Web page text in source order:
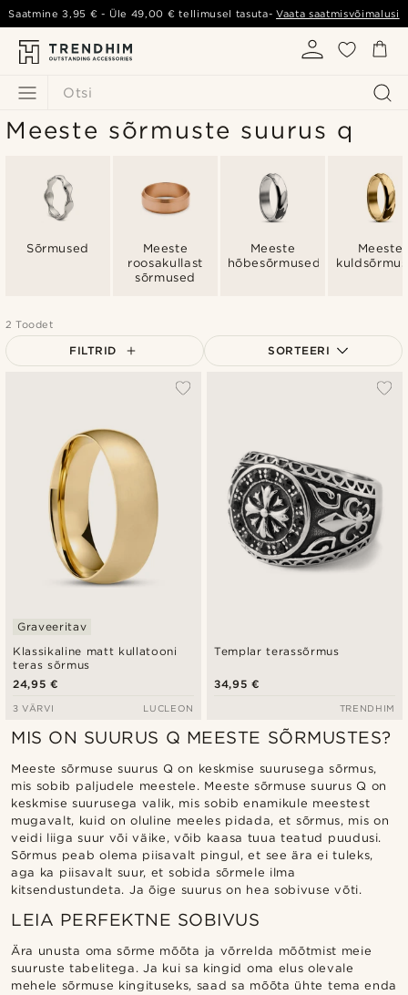
Otsi
Saatmine3,95 € - Üle 49,00 € tellimusel tasuta-Vaata saatmisvõimalusi
Meeste sõrmuste suurus q
Sõrmused
Meeste
roosakullast
sõrmused
Meeste
hõbesõrmused
Meeste
2 Toodet
FILTRID SORTEERI
Kõrgeim hind
Klassikaline matt kullatooni
teras sõrmus
Graveeritav
24,95 €
3 VÄRVI LUCLEON
Templar terassõrmus
34,95 €
TRENDHIM
MIS ON SUURUS Q MEESTE SÕRMUSTES?
Meeste sõrmuse suurus Q on keskmise suurusega sõrmus,
mis sobib paljudele meestele. Meeste sõrmuse suurus Q on
keskmise suurusega valik, mis sobib enamikule meestest
mugavalt, kuid on oluline meeles pidada, et sõrmus, mis on
veidi liiga suur või väike, võib kaasa tuua teatud puudusi.
Sõrmus peab olema piisavalt pingul, et see ära ei tuleks,
aga ka piisavalt suur, et sobida sõrmele ilma
kitsendustundeta. Ja õige suurus on hea sobivuse võti.
LEIA PERFEKTNE SOBIVUS
Ära unusta oma sõrme mõõta ja võrrelda mõõtmist meie
suuruste tabelitega. Ja kui sa kingid oma elus olevale
mehele sõrmuse kingituseks, saad sa mõõta ühte tema enda